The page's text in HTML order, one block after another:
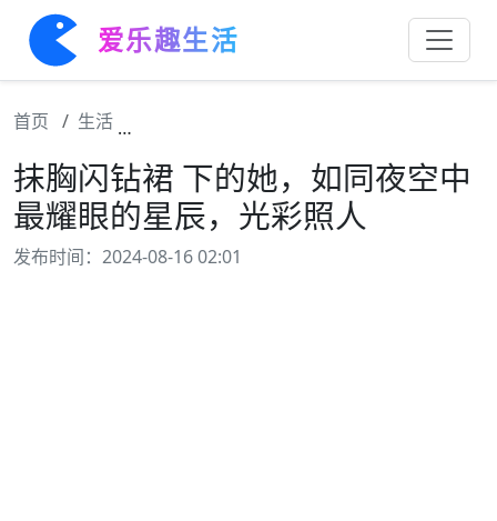
爱乐趣生活
首页 生活
抹胸闪钻裙 下的她，如同夜空中
最耀眼的星辰，光彩照人
发布时间：2024-08-16 02:01